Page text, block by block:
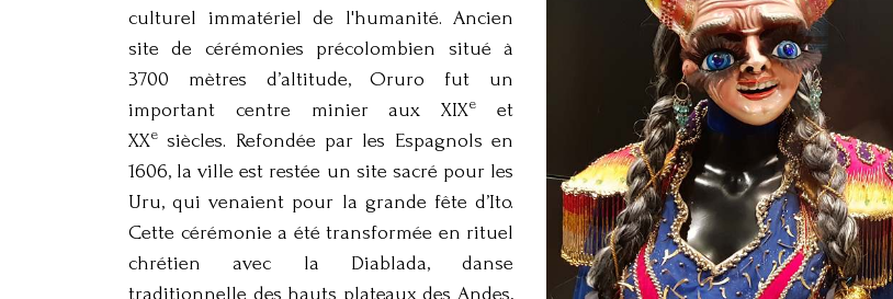
culturel immatériel de l'humanité. Ancien
site de cérémonies précolombien situé à
3700 mètres d’altitude, Oruro fut un
important centre minier aux XIXe
et
XXe siècles. Refondée par les Espagnols en
1606, la ville est restée un site sacré pour les
Uru, qui venaient pour la grande fête d’Ito.
Cette cérémonie a été transformée en rituel
chrétien avec la Diablada, danse
traditionnelle des hauts plateaux des Andes,